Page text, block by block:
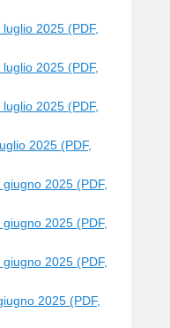
2025 (PDF,
2025 (PDF,
2025 (PDF,
2025 (PDF,
2025 (PDF,
2025 (PDF,
2025 (PDF,
2025 (PDF,